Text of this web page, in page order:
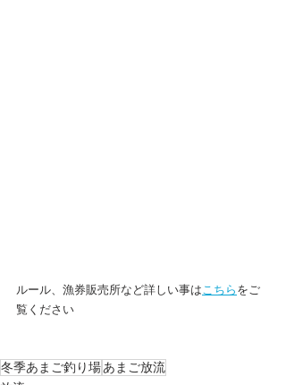
ルール、漁券販売所など詳しい事は こちら をご
覧ください
冬季あまご釣り場あまご放流